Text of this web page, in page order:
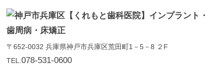
〒652-0032兵庫県神戸市兵庫区荒田町1－5－8 ２F
TEL.078-531-0600